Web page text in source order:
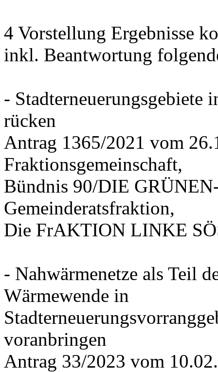
4 Vorstellung Ergebnisse
inkl. Beantwortung
- Stadterneuerungsgebiete
rücken
Antrag 1365/2021 vom
Fraktionsgemeinschaft,
Bündnis 90/DIE
Gemeinderatsfraktion,
Die FrAKTION LINKE
- Nahwärmenetze als Teil
Wärmewende in
voranbringen
Antrag 33/2023 vom